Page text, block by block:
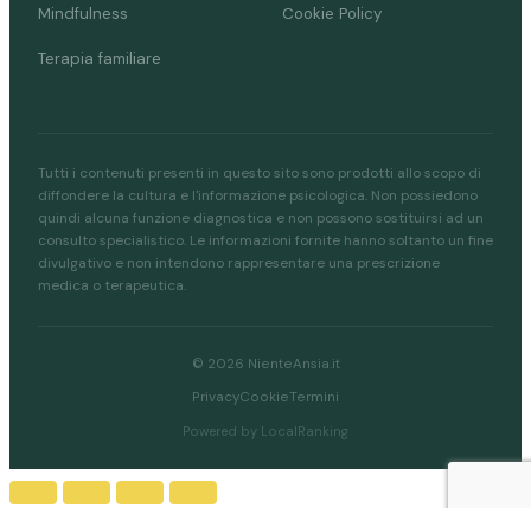
Mindfulness
Terapia familiare
Cookie Policy
Tutti i contenuti presenti in questo sito sono prodotti allo scopo di
diffondere la cultura e l'informazione psicologica. Non possiedono
quindi alcuna funzione diagnostica e non possono sostituirsi ad un
consulto specialistico. Le informazioni fornite hanno soltanto un fine
divulgativo e non intendono rappresentare una prescrizione
medica o terapeutica.
© 2026 NienteAnsia.it
PrivacyCookieTermini
Powered by LocalRanking